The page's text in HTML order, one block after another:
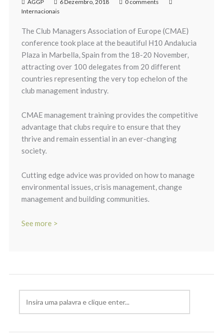
AGGP 6 Dezembro, 2018
0 comments
Internacionais
The Club Managers Association of Europe (CMAE)
conference took place at the beautiful H10 Andalucia
Plaza in Marbella, Spain from the 18-20 November,
attracting over 100 delegates from 20 different
countries representing the very top echelon of the
club management industry.
CMAE management training provides the competitive
advantage that clubs require to ensure that they
thrive and remain essential in an ever-changing
society.
Cutting edge advice was provided on how to manage
environmental issues, crisis management, change
management and building communities.
See more >